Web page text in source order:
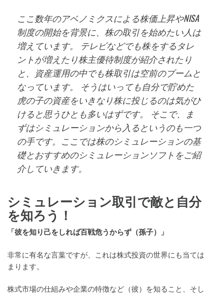
ここ数年のアベノミクスによる株価上昇やNISA
制度の開始を背景に、株の取引を始めたい人は
増えています。 テレビなどでも株をするタレ
ントが増えたり株主優待制度が紹介されたり
と、資産運用の中でも株取引は空前のブームと
なっています。 そうはいっても自分で貯めた
虎の子の資産をいきなり株に投じるのは気がひ
けると思うひとも多いはずです。 そこで、ま
ずはシミュレーションから入るというのも一つ
の手です。ここでは株のシミュレーションの基
礎とおすすめのシミュレーションソフトをご紹
介していきます。
シミュレーション取引で敵と自分
を知ろう！
「彼を知り己をしれば百戦危うからず（孫子）」
非常に有名な言葉ですが、これは株式投資の世界にも当ては
まります。
株式市場の仕組みや企業の特徴など（彼）を知ること、そし